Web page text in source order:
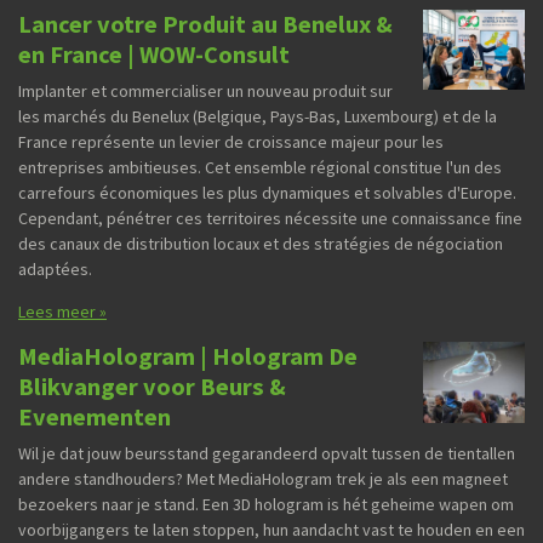
Lancer votre Produit au Benelux &
en France | WOW-Consult
Implanter et commercialiser un nouveau produit sur
les marchés du Benelux (Belgique, Pays-Bas, Luxembourg) et de la
France représente un levier de croissance majeur pour les
entreprises ambitieuses. Cet ensemble régional constitue l'un des
carrefours économiques les plus dynamiques et solvables d'Europe.
Cependant, pénétrer ces territoires nécessite une connaissance fine
des canaux de distribution locaux et des stratégies de négociation
adaptées.
Lees meer »
MediaHologram | Hologram De
Blikvanger voor Beurs &
Evenementen
Wil je dat jouw beursstand gegarandeerd opvalt tussen de tientallen
andere standhouders? Met MediaHologram trek je als een magneet
bezoekers naar je stand. Een 3D hologram is hét geheime wapen om
voorbijgangers te laten stoppen, hun aandacht vast te houden en een